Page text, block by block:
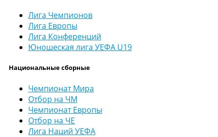
Лига Чемпионов
Лига Европы
Лига Конференций
Юношеская лига УЕФА U19
Национальные сборные
Чемпионат Мира
Отбор на ЧМ
Чемпионат Европы
Отбор на ЧЕ
Лига Наций УЕФА